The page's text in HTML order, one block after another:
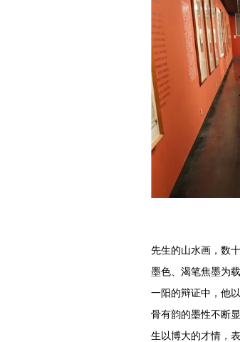
先生的山水画，数
墨色、渴笔焦墨为
一阳的辩证中，他
骨有韵的墨性不断
生以博大的才情，